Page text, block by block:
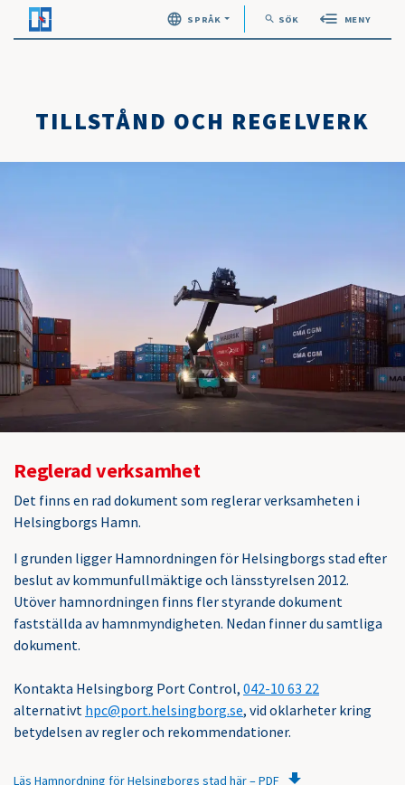
SPRÅK search
Öppna sök
SÖK MENY
TILLSTÅND OCH REGELVERK
Reglerad verksamhet
Det finns en rad dokument som reglerar verksamheten i
Helsingborgs Hamn.
I grunden ligger Hamnordningen för Helsingborgs stad efter
beslut av kommunfullmäktige och länsstyrelsen 2012.
Utöver hamnordningen finns fler styrande dokument
fastställda av hamnmyndigheten. Nedan finner du samtliga
dokument.
Kontakta Helsingborg Port Control, 042-10 63 22
alternativt hpc@port.helsingborg.se, vid oklarheter kring
betydelsen av regler och rekommendationer.
Läs Hamnordning för Helsingborgs stad här – PDF